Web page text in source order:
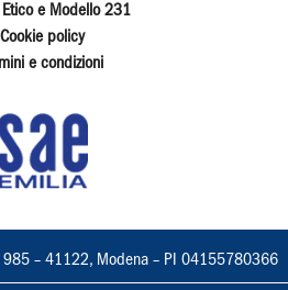
e Modello 231
Cookie policy
e condizioni
985 – 41122, Modena – PI 04155780366